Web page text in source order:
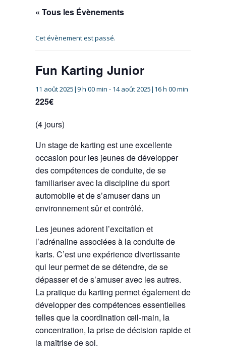
« Tous les Évènements
Cet évènement est passé.
Fun Karting Junior
11 août 2025|9 h 00 min - 14 août 2025|16 h 00 min
225€
(4 jours)
Un stage de karting est une excellente
occasion pour les jeunes de développer
des compétences de conduite, de se
familiariser avec la discipline du sport
automobile et de s’amuser dans un
environnement sûr et contrôlé.
Les jeunes adorent l’excitation et
l’adrénaline associées à la conduite de
karts. C’est une expérience divertissante
qui leur permet de se détendre, de se
dépasser et de s’amuser avec les autres.
La pratique du karting permet également de
développer des compétences essentielles
telles que la coordination œil-main, la
concentration, la prise de décision rapide et
la maîtrise de soi.